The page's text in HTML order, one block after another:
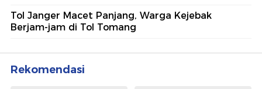
Tol Janger Macet Panjang, Warga Kejebak
Berjam-jam di Tol Tomang
Rekomendasi